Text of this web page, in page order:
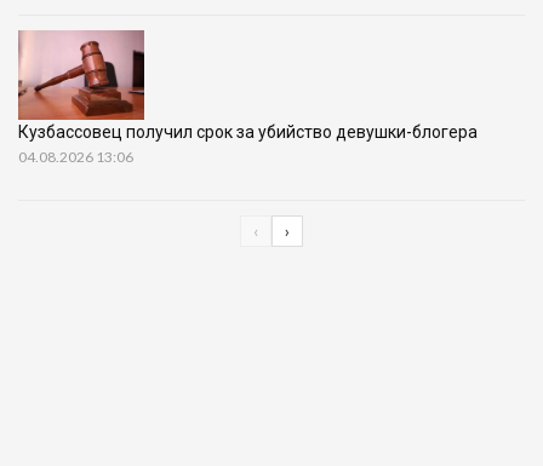
Кузбассовец получил срок за убийство девушки-блогера
04.08.2026 13:06
‹ ›